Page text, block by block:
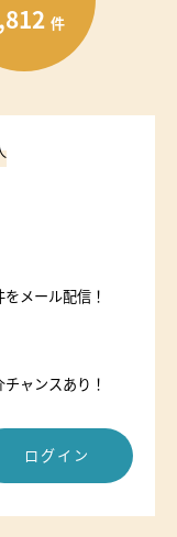
件
メール配信！
ャンスあり！
ログイン